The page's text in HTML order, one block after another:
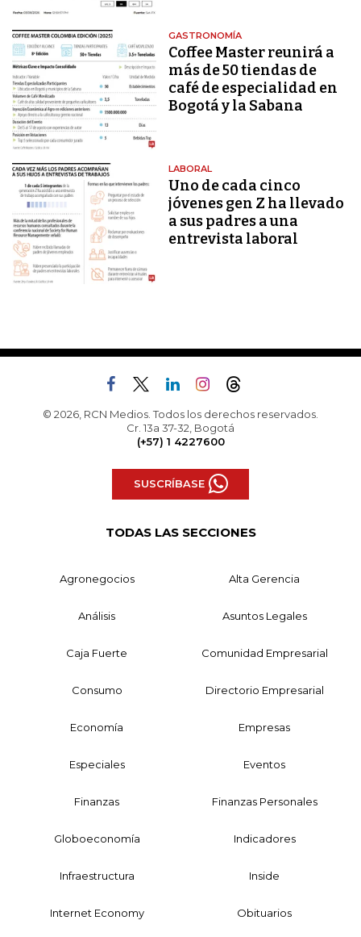
GASTRONOMÍA
Coffee Master reunirá a
más de 50 tiendas de
café de especialidad en
Bogotá y la Sabana
LABORAL
Uno de cada cinco
jóvenes gen Z ha llevado
a sus padres a una
entrevista laboral
© 2026, RCN Medios. Todos los derechos reservados.
Cr. 13a 37-32, Bogotá
(+57) 1 4227600
SUSCRÍBASE
TODAS LAS SECCIONES
Agronegocios Alta Gerencia
Análisis Asuntos Legales
Caja Fuerte Comunidad Empresarial
Consumo Directorio Empresarial
Economía Empresas
Especiales Eventos
Finanzas Finanzas Personales
Globoeconomía Indicadores
Infraestructura Inside
Internet Economy Obituarios